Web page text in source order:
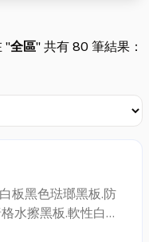
"全區" 共有 80 筆結果：
板黑色琺瑯黑板.防
水擦黑板.軟性白板
架.展示板.揭示板.